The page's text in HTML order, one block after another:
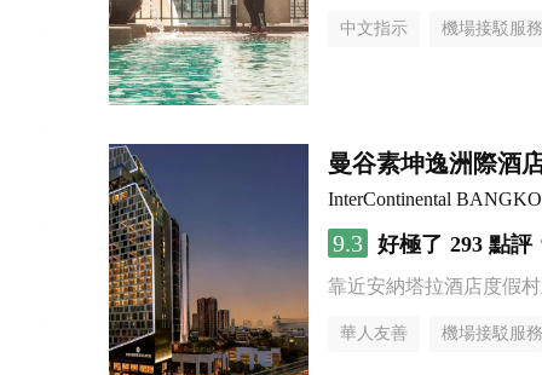
中文指示 機場接駁服務
曼谷素坤逸洲際酒
InterContinental
9.3 好極了 293 點評
靠近安納塔拉酒店度假
華人友善 機場接駁服務